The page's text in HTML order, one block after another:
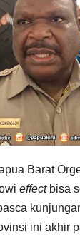
Barat
effectbisa
ini akhir